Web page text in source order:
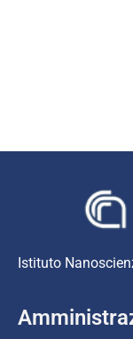
Istituto